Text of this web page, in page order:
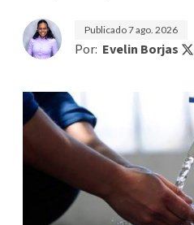
Publicado7 ago. 2026
Por: Evelin Borjas